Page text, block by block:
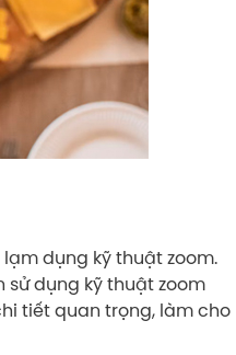
dụng kỹ thuật zoom.
sử dụng kỹ thuật zoom
tiết quan trọng, làm cho